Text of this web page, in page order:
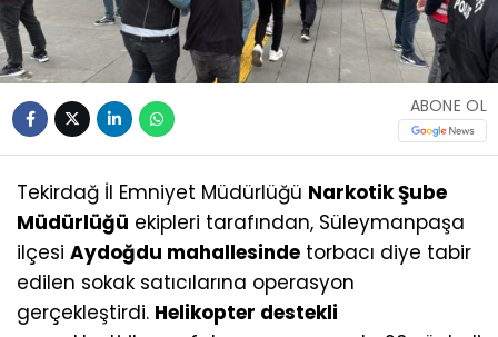
ABONE OL
Tekirdağ İl Emniyet Müdürlüğü Narkotik Şube
Müdürlüğü ekipleri tarafından, Süleymanpaşa
ilçesi Aydoğdu mahallesinde torbacı diye tabir
edilen sokak satıcılarına operasyon
gerçekleştirdi. Helikopter destekli